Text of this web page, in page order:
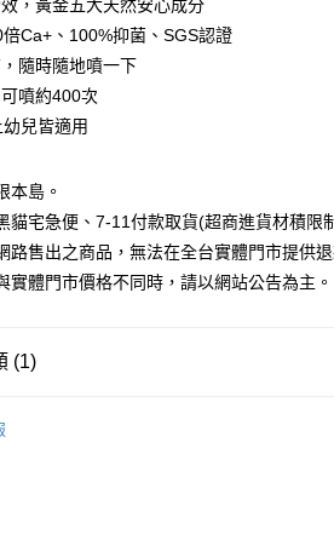
用說明】
號後，選擇欲分期的期數、繳款截止日，確認付款
內，如未前往確認交易或遇審核未通過，訂單將自
核」未通過狀況，表示未達大哥付你分期系統評分
，黃金五大天然安心成分
Ca+、100%抑菌、SGS認證
隨時隨地噴一下
噴約400次
兒皆適用
本島。
貓宅急便、7-11付款取貨(超商進貨材積限
路售出之商品，無法在全台實體門市提供
實體門市價格不同時，請以網站公告為主。
(1)